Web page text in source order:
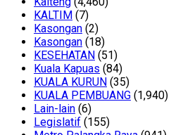
KALTIM (7)
Kasongan (2)
Kasongan (18)
KESEHATAN (51)
Kuala Kapuas (84)
KUALA KURUN (35)
KUALA PEMBUANG (1,940)
Lain-lain (6)
Legislatif (155)